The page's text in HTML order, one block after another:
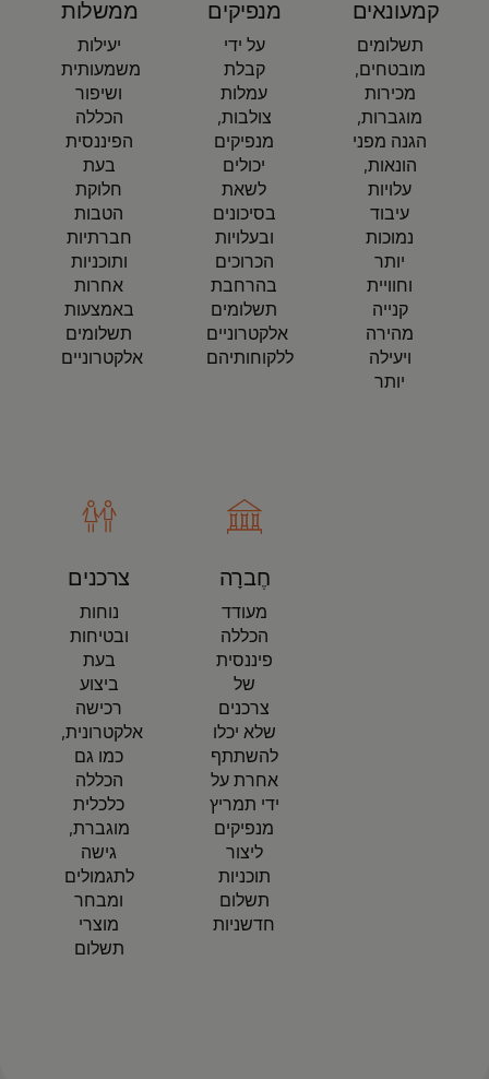
ממשלות
יעילות
משמעותית
ושיפור
הכללה
הפיננסית
בעת
חלוקת
הטבות
חברתיות
ותוכניות
אחרות
באמצעות
תשלומים
אלקטרוניים
מנפיקים
על ידי
קבלת
עמלות
צולבות,
מנפיקים
יכולים
לשאת
בסיכונים
ובעלויות
הכרוכים
בהרחבת
תשלומים
אלקטרוניים
ללקוחותיהם
קמעונאים
תשלומים
מובטחים,
מכירות
מוגברות,
הגנה מפני
הונאות,
עלויות
עיבוד
נמוכות
יותר
וחוויית
קנייה
מהירה
ויעילה
יותר
צרכנים
נוחות
ובטיחות
בעת
ביצוע
רכישה
אלקטרונית,
כמו גם
הכללה
כלכלית
מוגברת,
גישה
לתגמולים
ומבחר
מוצרי
תשלום
חֶברָה
מעודד
הכללה
פיננסית
של
צרכנים
שלא יכלו
להשתתף
אחרת על
ידי תמריץ
מנפיקים
ליצור
תוכניות
תשלום
חדשניות